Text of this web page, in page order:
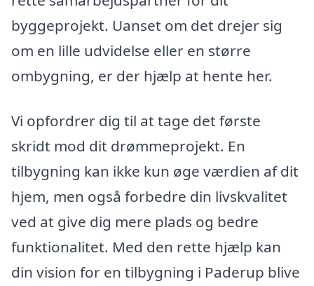
byggeprojekt. Uanset om det drejer sig
om en lille udvidelse eller en større
ombygning, er der hjælp at hente her.
Vi opfordrer dig til at tage det første
skridt mod dit drømmeprojekt. En
tilbygning kan ikke kun øge værdien af dit
hjem, men også forbedre din livskvalitet
ved at give dig mere plads og bedre
funktionalitet. Med den rette hjælp kan
din vision for en tilbygning i Paderup blive